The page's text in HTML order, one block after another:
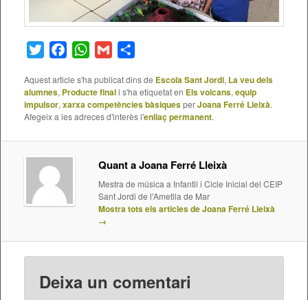
TwitterFacebookWhatsApp
Gmail
Aquest article s'ha publicat dins de Escola Sant Jordi, La veu dels
alumnes, Producte finali s'ha etiquetat en Els volcans, equip
impulsor, xarxa competències bàsiquesperJoana Ferré Lleixà.
Afegeix a les adreces d'interès l'enllaç permanent.
Quant a Joana Ferré Lleixà
Mestra de música a Infantil i Cicle Inicial del CEIP
Sant Jordi de l'Ametlla de Mar
Mostra tots els articles de Joana Ferré Lleixà
→
Deixa un comentari